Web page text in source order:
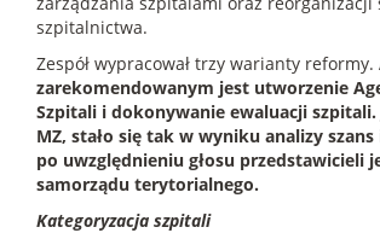
szpitalnictwa.
Zespół wypracował trzy warianty reformy.
zarekomendowanym jest utworzenie
Szpitali i dokonywanie ewaluacji
MZ, stało się tak w wyniku analizy
po uwzględnieniu głosu przedstawicieli
samorządu terytorialnego.
Kategoryzacja szpitali